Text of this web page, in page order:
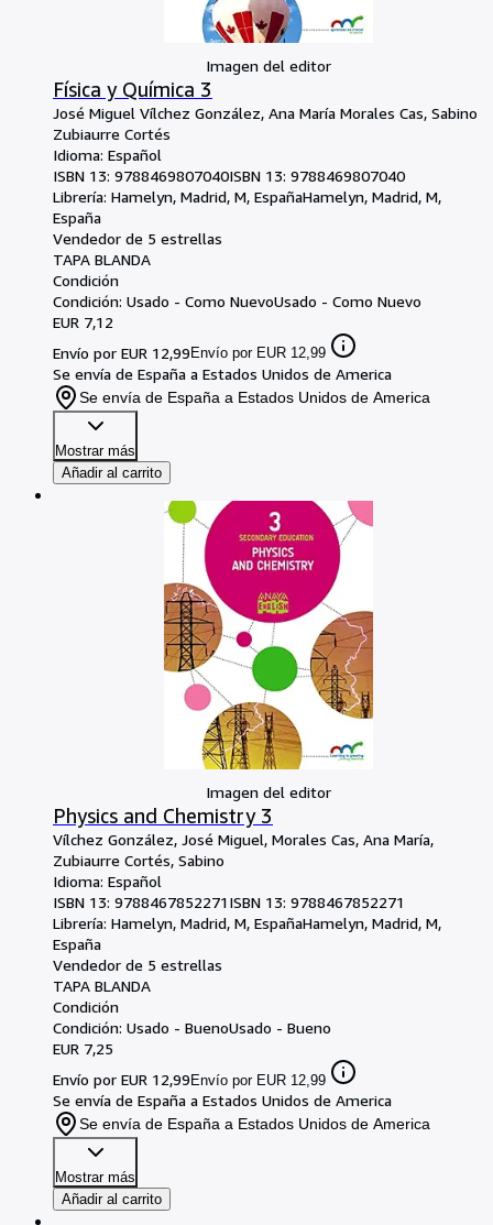
Imagen del editor
Física y Química 3
José Miguel Vílchez González, Ana María Morales Cas, Sabino
Zubiaurre Cortés
Idioma: Español
ISBN 13: 9788469807040ISBN 13: 9788469807040
Librería: Hamelyn, Madrid, M, EspañaHamelyn, Madrid, M,
España
Vendedor de 5 estrellas
TAPA BLANDA
Condición
Condición: Usado - Como NuevoUsado - Como Nuevo
EUR 7,12
Envío por EUR 12,99 Envío por EUR 12,99
Se envía de España a Estados Unidos de America
Se envía de España a Estados Unidos de America
Mostrar más
Añadir al carrito
Imagen del editor
Physics and Chemistry 3
Vílchez González, José Miguel, Morales Cas, Ana María,
Zubiaurre Cortés, Sabino
Idioma: Español
ISBN 13: 9788467852271ISBN 13: 9788467852271
Librería: Hamelyn, Madrid, M, EspañaHamelyn, Madrid, M,
España
Vendedor de 5 estrellas
TAPA BLANDA
Condición
Condición: Usado - BuenoUsado - Bueno
EUR 7,25
Envío por EUR 12,99Envío por EUR 12,99
Se envía de España a Estados Unidos de America
Se envía de España a Estados Unidos de America
Mostrar más
Añadir al carrito